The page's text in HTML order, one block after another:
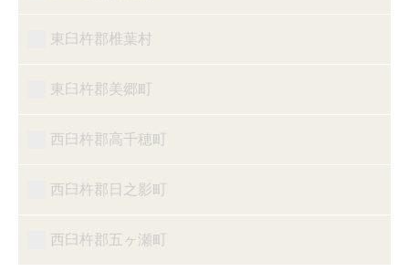
東臼杵郡椎葉村
東臼杵郡美郷町
西臼杵郡高千穂町
西臼杵郡日之影町
西臼杵郡五ヶ瀬町